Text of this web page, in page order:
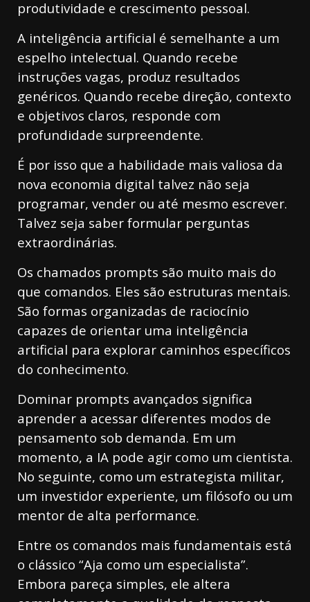
produtividade e crescimento pessoal.
A inteligência artificial é semelhante a um
espelho intelectual. Quando recebe
instruções vagas, produz resultados
genéricos. Quando recebe direção, contexto
e objetivos claros, responde com
profundidade surpreendente.
É por isso que a habilidade mais valiosa da
nova economia digital talvez não seja
programar, vender ou até mesmo escrever.
Talvez seja saber formular perguntas
extraordinárias.
Os chamados prompts são muito mais do
que comandos. Eles são estruturas mentais.
São formas organizadas de raciocínio
capazes de orientar uma inteligência
artificial para explorar caminhos específicos
do conhecimento.
Dominar prompts avançados significa
aprender a acessar diferentes modos de
pensamento sob demanda. Em um
momento, a IA pode agir como um cientista.
No seguinte, como um estrategista militar,
um investidor experiente, um filósofo ou um
mentor de alta performance.
Entre os comandos mais fundamentais está
o clássico “Aja como um especialista”.
Embora pareça simples, ele altera